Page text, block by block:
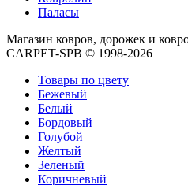
ковры
Полуовальные
ковры
Восьмигранники
Дорожки
Синтетические
ковровые
дорожки
Дорожки
на
Паласы
Магазин ковров, дорожек и
CARPET-SPB © 1998-2026
Товары по цвету
Бежевый
Белый
Бордовый
Голубой
Желтый
Зеленый
Коричневый